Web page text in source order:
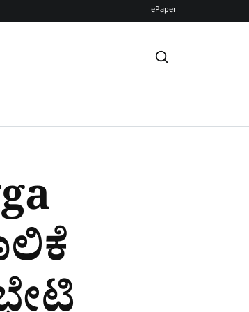
ePaper